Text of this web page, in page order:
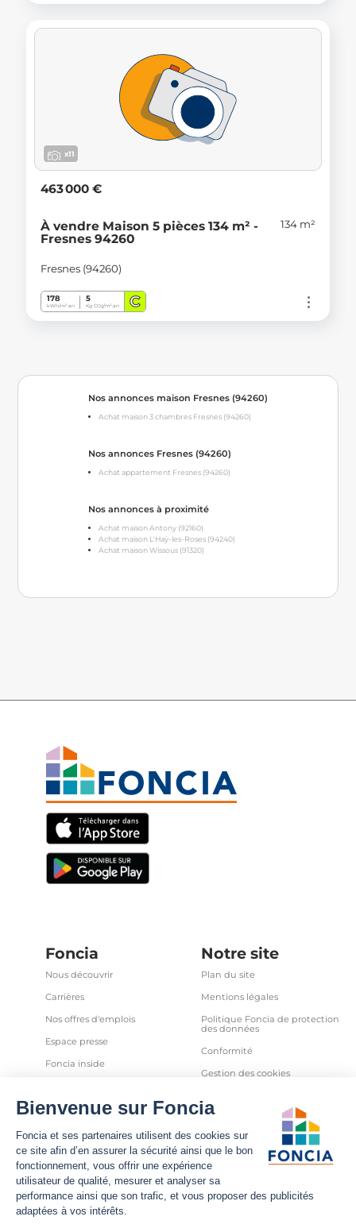
x11
463 000 €
À vendre Maison 5 pièces 134 m² -
Fresnes 94260
134 m²
Fresnes (94260)
178
kWh/m².an
5
Kg CO2/m².an C
Nos annonces maison Fresnes (94260)
Achat maison 3 chambres Fresnes (94260)
Nos annonces Fresnes (94260)
Achat appartement Fresnes (94260)
Nos annonces à proximité
Achat maison Antony (92160)
Achat maison L'Haÿ-les-Roses (94240)
Achat maison Wissous (91320)
Foncia
Nous découvrir
Carrières
Nos offres d'emplois
Espace presse
Foncia inside
Partenaires
Notre site
Plan du site
Mentions légales
Politique Foncia de protection
des données
Conformité
Gestion des cookies
et autres traceurs
Sécurité informatique
Déclaration d'accessibilité
Infos utiles
Nous contacter
Nous suivre